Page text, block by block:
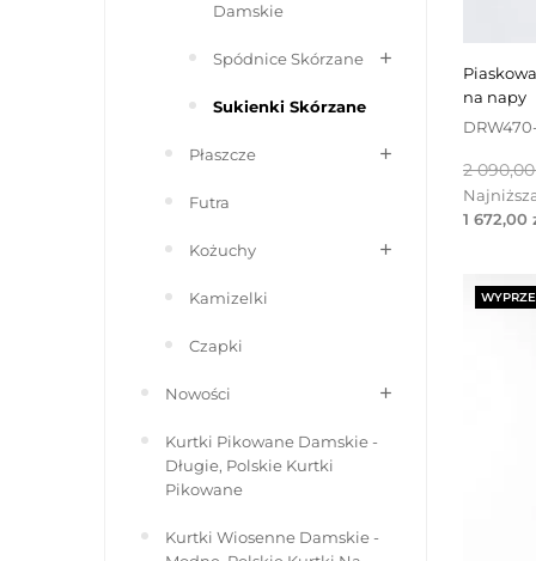
Damskie
Spódnice Skórzane
Sukienki Skórzane
Płaszcze
Futra
Kożuchy
Kamizelki
Czapki
Nowości
Kurtki Pikowane Damskie -
Długie, Polskie Kurtki
Pikowane
Kurtki Wiosenne Damskie -
piaskowa sukienka skórzana zapinana
na napy
Cena
2 090,00
1 672,00